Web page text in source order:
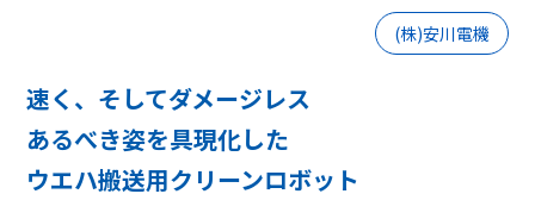
相談窓口
(株)安川電機
速く、そしてダメージレス
あるべき姿を具現化した
ウエハ搬送用クリーンロボット